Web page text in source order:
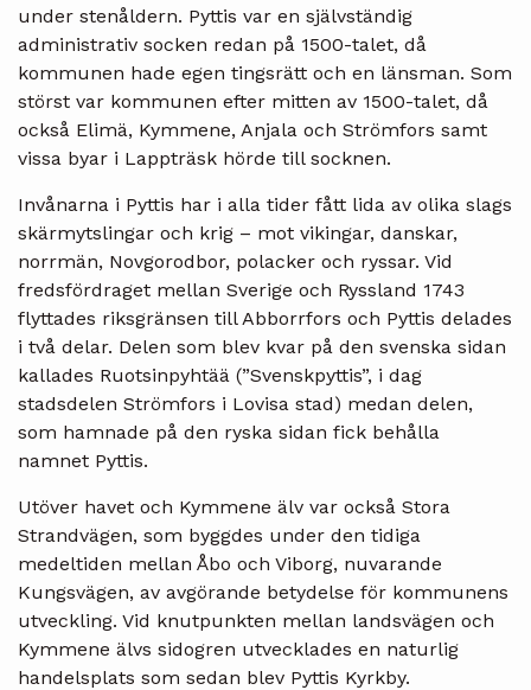
under stenåldern. Pyttis var en självständig
administrativ socken redan på 1500-talet, då
kommunen hade egen tingsrätt och en länsman. Som
störst var kommunen efter mitten av 1500-talet, då
också Elimä, Kymmene, Anjala och Strömfors samt
vissa byar i Lappträsk hörde till socknen.
Invånarna i Pyttis har i alla tider fått lida av olika slags
skärmytslingar och krig – mot vikingar, danskar,
norrmän, Novgorodbor, polacker och ryssar. Vid
fredsfördraget mellan Sverige och Ryssland 1743
flyttades riksgränsen till Abborrfors och Pyttis delades
i två delar. Delen som blev kvar på den svenska sidan
kallades Ruotsinpyhtää (”Svenskpyttis”, i dag
stadsdelen Strömfors i Lovisa stad) medan delen,
som hamnade på den ryska sidan fick behålla
namnet Pyttis.
Utöver havet och Kymmene älv var också Stora
Strandvägen, som byggdes under den tidiga
medeltiden mellan Åbo och Viborg, nuvarande
Kungsvägen, av avgörande betydelse för kommunens
utveckling. Vid knutpunkten mellan landsvägen och
Kymmene älvs sidogren utvecklades en naturlig
handelsplats som sedan blev Pyttis Kyrkby.